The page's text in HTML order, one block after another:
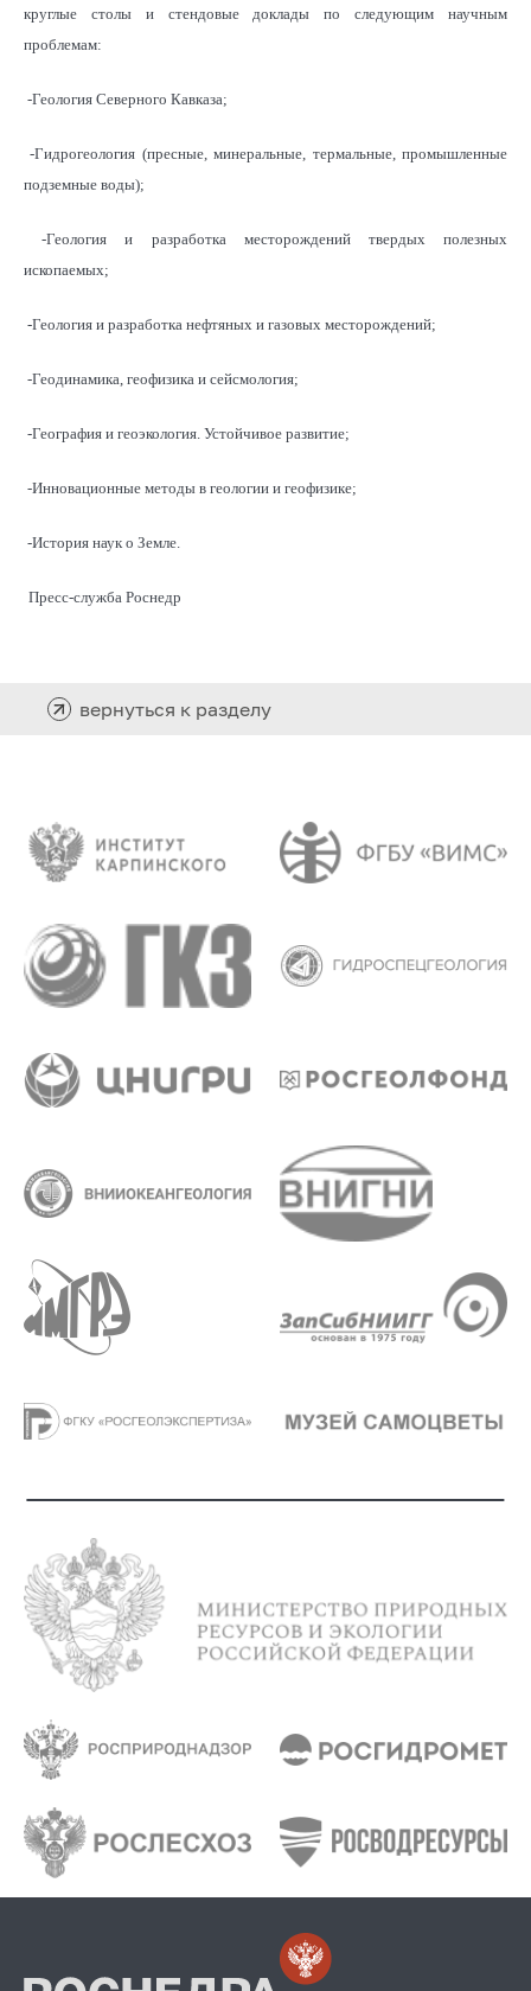
круглые столы и стендовые доклады по следующим научным
проблемам:
-Геология Северного Кавказа;
-Гидрогеология (пресные, минеральные, термальные, промышленные
подземные воды);
-Геология и разработка месторождений твердых полезных
ископаемых;
-Геология и разработка нефтяных и газовых месторождений;
-Геодинамика, геофизика и сейсмология;
-География и геоэкология. Устойчивое развитие;
-Инновационные методы в геологии и геофизике;
-История наук о Земле.
Пресс-служба Роснедр
вернуться к разделу